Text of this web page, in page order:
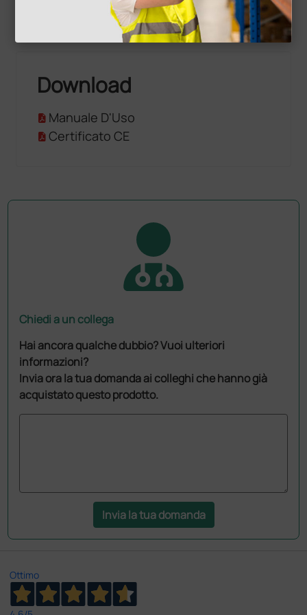
Download
Manuale D'Uso
Certificato CE
Chiedi a un collega
Hai ancora qualche dubbio? Vuoi ulteriori
informazioni?
Invia ora la tua domanda ai colleghi che hanno già
acquistato questo prodotto.
Invia la tua domanda
Ottimo